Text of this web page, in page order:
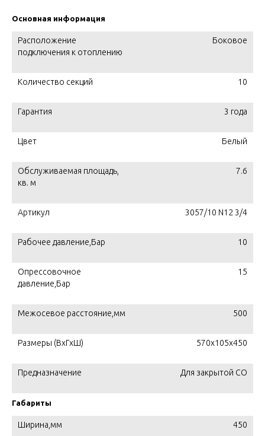
Основная информация
Расположение
подключения к отоплению
Боковое
Количество секций 10
Гарантия 3 года
Цвет Белый
Обслуживаемая площадь,
кв. м
7.6
Артикул 3057/10 N12 3/4
Рабочее давление,Бар 10
Опрессовочное
давление,Бар
15
Межосевое расстояние,мм 500
Размеры (ВхГхШ) 570х105х450
Предназначение Для закрытой СО
Габариты
Ширина,мм 450